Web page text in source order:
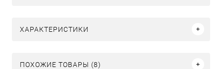
ХАРАКТЕРИСТИКИ
ПОХОЖИЕ ТОВАРЫ (8)